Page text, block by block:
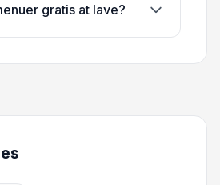
gratis at lave?